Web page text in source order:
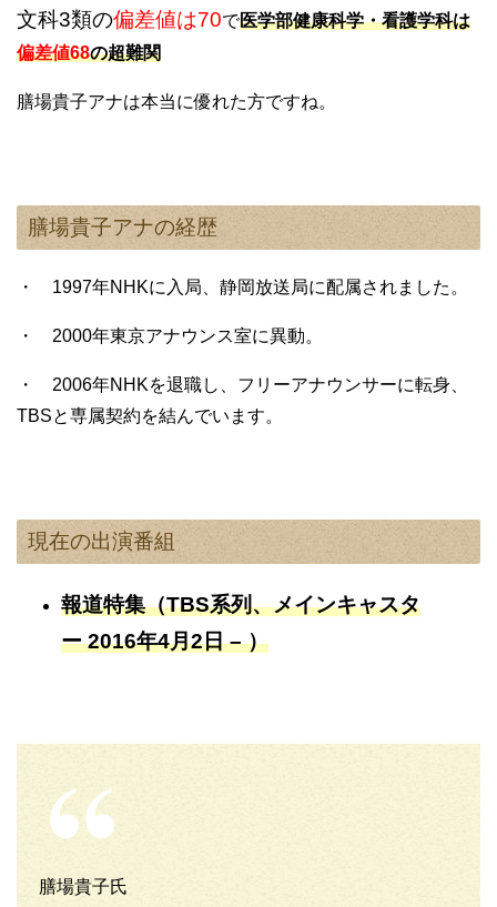
文科3類の偏差値は70で医学部健康科学・看護学科は
偏差値68の超難関
膳場貴子アナは本当に優れた方ですね。
膳場貴子アナの経歴
・ 1997年NHKに入局、静岡放送局に配属されました。
・ 2000年東京アナウンス室に異動。
・ 2006年NHKを退職し、フリーアナウンサーに転身、
TBSと専属契約を結んでいます。
現在の出演番組
報道特集（TBS系列、メインキャスタ
ー 2016年4月2日 – ）
膳場貴子氏